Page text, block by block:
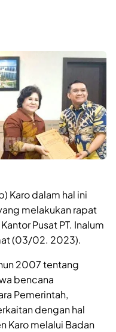
Karo dalam hal ini
melakukan rapat
Pusat PT. Inalum
(03/02. 2023).
2007 tentang
bencana
Pemerintah,
dengan hal
Karo melalui Badan